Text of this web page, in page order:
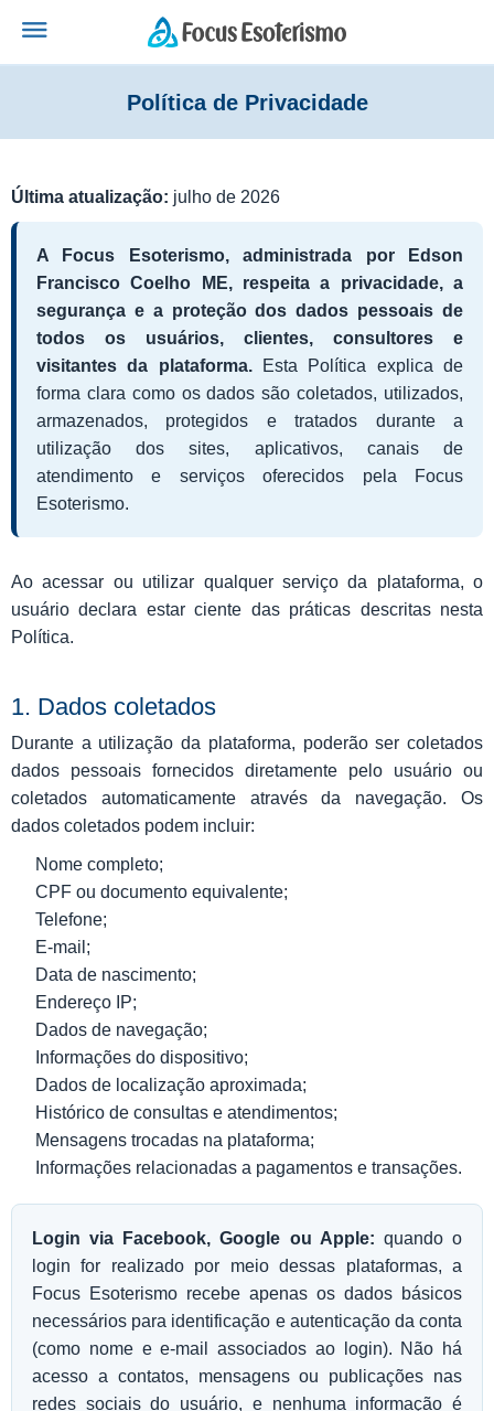
Política de Privacidade
Última atualização: julho de 2026
A Focus Esoterismo, administrada por Edson
Francisco Coelho ME, respeita a privacidade, a
segurança e a proteção dos dados pessoais de
todos os usuários, clientes, consultores e
visitantes da plataforma.Esta Política explica de
forma clara como os dados são coletados, utilizados,
armazenados, protegidos e tratados durante a
utilização dos sites, aplicativos, canais de
atendimento e serviços oferecidos pela Focus
Esoterismo.
Ao acessar ou utilizar qualquer serviço da plataforma, o
usuário declara estar ciente das práticas descritas nesta
Política.
1. Dados coletados
Durante a utilização da plataforma, poderão ser coletados
dados pessoais fornecidos diretamente pelo usuário ou
coletados automaticamente através da navegação. Os
dados coletados podem incluir:
Nome completo;
CPF ou documento equivalente;
Telefone;
E-mail;
Data de nascimento;
Endereço IP;
Dados de navegação;
Informações do dispositivo;
Dados de localização aproximada;
Histórico de consultas e atendimentos;
Mensagens trocadas na plataforma;
Informações relacionadas a pagamentos e transações.
Login via Facebook, Google ou Apple: quando o
login for realizado por meio dessas plataformas, a
Focus Esoterismo recebe apenas os dados básicos
necessários para identificação e autenticação da conta
(como nome e e-mail associados ao login). Não há
acesso a contatos, mensagens ou publicações nas
redes sociais do usuário, e nenhuma informação é